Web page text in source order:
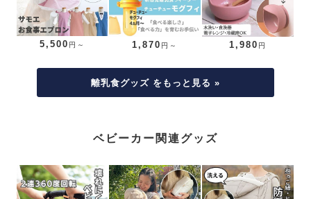
5,500 円～ 1,870 円～ 1,980 円
離乳食グッズ をもっと見る »
ベビーカー関連グッズ